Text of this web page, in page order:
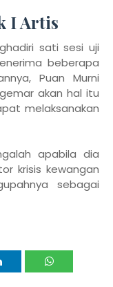
I Artis
sati sesi uji
beberapa
Puan Murni
akan hal itu
melaksanakan
apabila dia
krisis kewangan
sebagai